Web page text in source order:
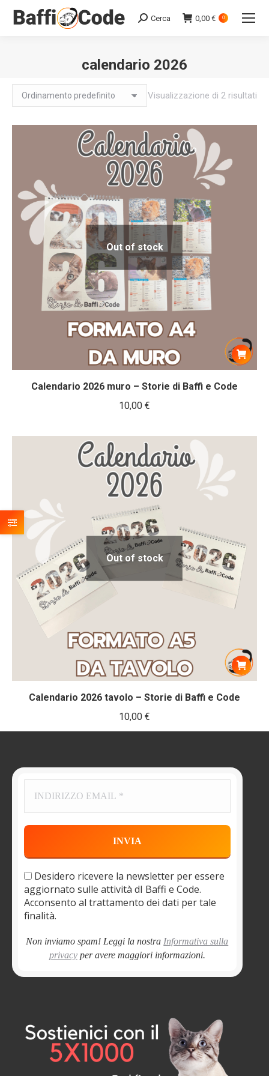
Search:
Cerca 0,00 € 0
calendario 2026
Visualizzazione di 2 risultati
Out of stock
Calendario 2026 muro – Storie di Baffi e Code
10,00 €
Out of stock
Calendario 2026 tavolo – Storie di Baffi e Code
10,00 €
Desidero ricevere la newsletter per essere
aggiornato sulle attività dI Baffi e Code.
Acconsento al trattamento dei dati per tale
finalità.
Non inviamo spam! Leggi la nostra Informativa sulla
privacyper avere maggiori informazioni.